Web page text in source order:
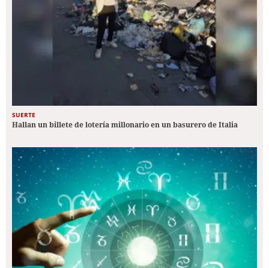
SUERTE
Hallan un billete de lotería millonario en un basurero de Italia